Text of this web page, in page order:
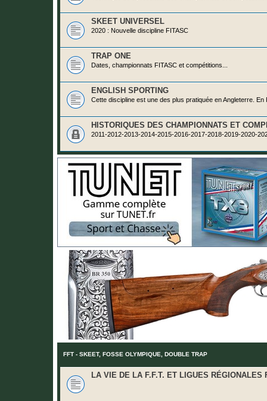
SKEET UNIVERSEL
2020 : Nouvelle discipline FITASC
TRAP ONE
Dates, championnats FITASC et compétitions...
ENGLISH SPORTING
Cette discipline est une des plus pratiquée en Angleterre.
HISTORIQUES DES CHAMPIONNATS ET
2011-2012-2013-2014-2015-2016-2017-2018-2019-2020-
FFT - SKEET, FOSSE OLYMPIQUE, DOUBLE TRAP
LA VIE DE LA F.F.T. ET LIGUES RÉGIONALES